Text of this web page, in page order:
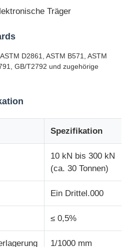
von Verpackungen
Träger
D2861, ASTM B571, ASTM
GB/T2792 und zugehörige
Spezifikation
10 kN bis 300 kN
(ca. 30 Tonnen)
Ein Drittel.000
≤ 0,5%
1/1000 mm